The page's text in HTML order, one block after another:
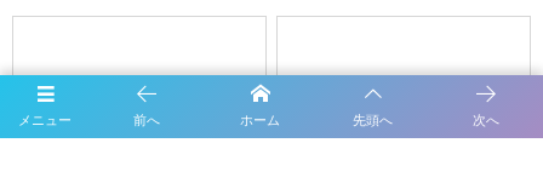
URL
メニュー 前へ ホーム 先頭へ 次へ